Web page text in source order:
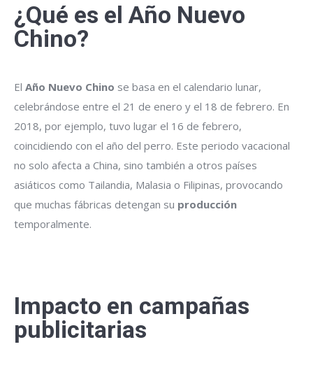
¿Qué es el Año Nuevo
Chino?
El Año Nuevo Chino se basa en el calendario lunar,
celebrándose entre el 21 de enero y el 18 de febrero. En
2018, por ejemplo, tuvo lugar el 16 de febrero,
coincidiendo con el año del perro. Este periodo vacacional
no solo afecta a China, sino también a otros países
asiáticos como Tailandia, Malasia o Filipinas, provocando
que muchas fábricas detengan su producción
temporalmente.
Impacto en campañas
publicitarias